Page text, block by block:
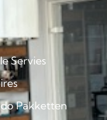
Servies
Pakketten